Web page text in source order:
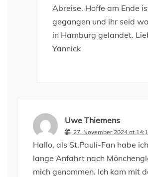
Abreise. Hoffe am Ende
gegangen und ihr seid
in Hamburg gelandet.
Yannick
Uwe Thiemens
27. November 2024 at
Hallo, als St.Pauli-Fan habe
lange Anfahrt nach
mich genommen. Ich kam mit